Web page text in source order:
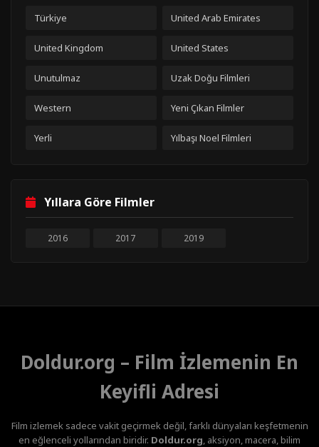
Türkiye United Arab Emirates
United Kingdom United States
Unutulmaz Uzak Doğu Filmleri
Western Yeni Çıkan Filmler
Yerli Yılbaşı Noel Filmleri
Yıllara Göre Filmler
2016 2017 2019
Doldur.org – Film İzlemenin En
Keyifli Adresi
Film izlemek sadece vakit geçirmek değil, farklı dünyaları keşfetmenin
en eğlenceli yollarından biridir. Doldur.org, aksiyon, macera, bilim